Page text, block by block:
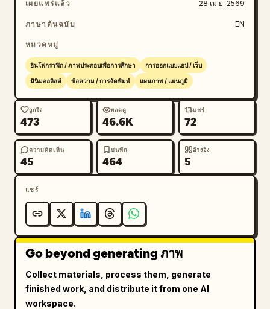
เลือกได้ 4 แถวและตัวควบคุมขนาดเล็ก รวมถึงการ์ดฟีเจอร์
3 ใบที่ด้านล่าง คอลัมน์ขวา: ส่วนหัวข้อ "记忆后端"
พร้อมการ์ดฐานข้อมูล 3 ใบสำหรับ MongoDB, Postgres
และ Redis และแผงด้านล่างหัวข้อ "可迁移" ที่แสดง
ตัวอย่างโค้ด รวมการ์ดด้านบนอีกใบในภาพจำลองหัวข้อ
"开放标准" พร้อมตัวควบคุมแบบแท็บ ที่ด้านล่างซ้ายนอก
ภาพจำลอง ให้เพิ่มคำบรรยายเล็กๆ เป็นภาษาจีนและภาษา
อังกฤษว่า "UI 情景图 · 三张同高画面板测试" ที่กึ่งกลาง
ด้านล่าง ให้ใส่ตัวบ่งชี้สไลด์แบบ Carousel ที่ประกอบด้วย
จุดเล็กๆ 8 จุด โดยจุดที่ 7 จะเน้นเป็นรูปทรงแคปซูลสีขาว
สั้นๆ และจุดอื่นๆ เป็นวงกลมสีเทาจางๆ ที่มุมขวาล่าง ให้ใส่
หมายเลขหน้า "07" และเพิ่มหมายเหตุท้ายสไลด์ขนาดเล็ก
จางๆ ใกล้ขอบล่างขวาเป็นภาษาจีนและภาษาอังกฤษอย่าง
แนบเนียน เช่น บรรทัดข้อมูลเมตาของงานนำเสนอ ใช้การ
หรูหราที่เรียบง่าย การจัดองค์ประกอบสไตล์สวิส และความ
สวยงามระดับมืออาชีพสำหรับผลิตภัณฑ์ AI
เผยแพร่แล้ว 28 เม.ย. 2569
ภาษาต้นฉบับ EN
หมวดหมู่
อินโฟกราฟิก / ภาพประกอบเพื่อการศึกษา การออกแบบแอป / เว็บ
มินิมอลลิสต์ ข้อความ / การจัดพิมพ์ แผนภาพ / แผนภูมิ
ถูกใจ
473
ยอดดู
46.6K
แชร์
72
ความคิดเห็น
45
บันทึก
464
อ้างอิง
5
แชร์
Go beyond generating ภาพ
Collect materials, process them, generate
finished work, and distribute it from one AI
workspace.